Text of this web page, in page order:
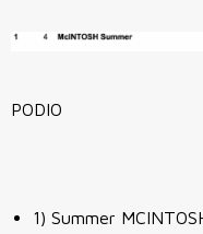
PODIO
1) Summer